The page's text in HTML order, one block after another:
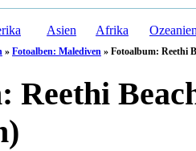
Asien Afrika
» Fotoalben: Malediven » Fotoalbum: Reethi
Reethi